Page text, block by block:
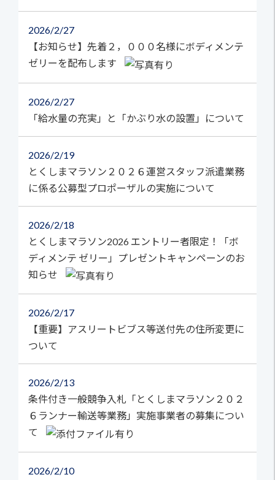
2026 2/27
【お知らせ】先着２，０００名様にボディメンテ
ゼリーを配布します
2026 2/27
「給水量の充実」と「かぶり水の設置」について
2026 2/19
とくしまマラソン２０２６運営スタッフ派遣業務
に係る公募型プロポーザルの実施について
2026 2/18
とくしまマラソン2026 エントリー者限定！「ボ
ディメンテ ゼリー」プレゼントキャンペーンのお
知らせ
2026 2/17
【重要】アスリートビブス等送付先の住所変更に
ついて
2026 2/13
条件付き一般競争入札「とくしまマラソン２０２
６ランナー輸送等業務」実施事業者の募集につい
て
2026 2/10